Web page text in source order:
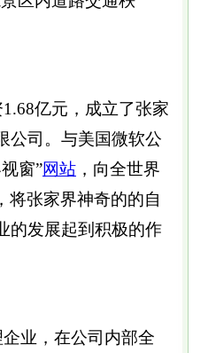
亿元，成立了张家
公司。与美国微软公
窗”网站 ，向全世界
将张家界神奇的的自
的发展起到积极的作
业，在公司内部全